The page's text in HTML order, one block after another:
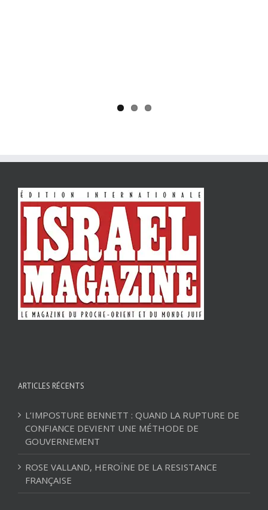
ARTICLES RÉCENTS
L’IMPOSTURE BENNETT : QUAND LA RUPTURE DE
CONFIANCE DEVIENT UNE MÉTHODE DE
GOUVERNEMENT
ROSE VALLAND, HEROÏNE DE LA RESISTANCE
FRANÇAISE